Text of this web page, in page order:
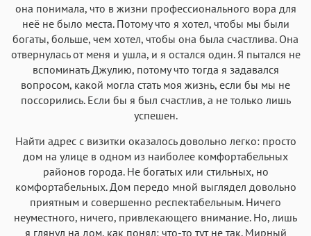
она понимала, что в жизни профессионального вора для
неё не было места. Потому что я хотел, чтобы мы были
богаты, больше, чем хотел, чтобы она была счастлива. Она
отвернулась от меня и ушла, и я остался один. Я пытался не
вспоминать Джулию, потому что тогда я задавался
вопросом, какой могла стать моя жизнь, если бы мы не
поссорились. Если бы я был счастлив, а не только лишь
успешен.
Найти адрес с визитки оказалось довольно легко: просто
дом на улице в одном из наиболее комфортабельных
районов города. Не богатых или стильных, но
комфортабельных. Дом передо мной выглядел довольно
приятным и совершенно респектабельным. Ничего
неуместного, ничего, привлекающего внимание. Но, лишь
я глянул на дом, как понял: что-то тут не так. Мирный